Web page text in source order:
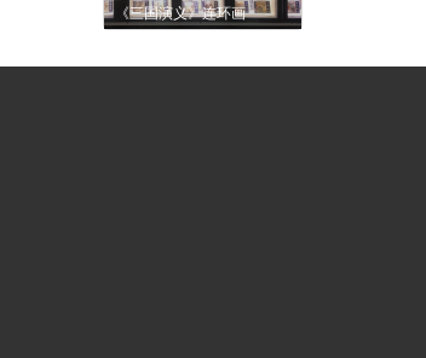
《三国演义》连环画